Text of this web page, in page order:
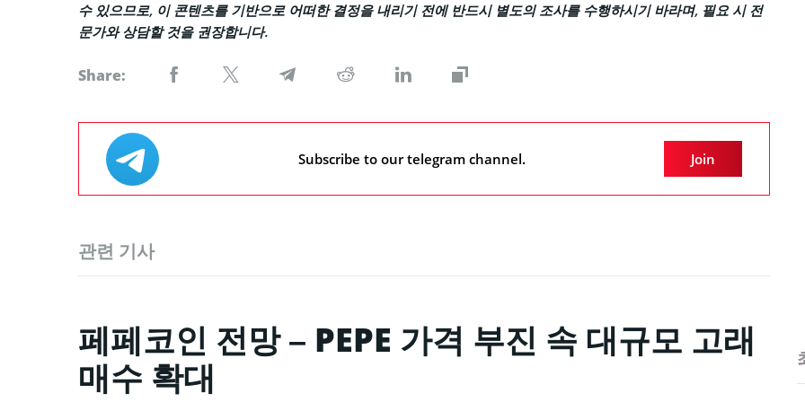
수 있으므로, 이 콘텐츠를 기반으로 어떠한 결정을 내리기 전에 반드시 별도의 조사를 수행하시기 바라며, 필요 시 전
문가와 상담할 것을 권장합니다.
Share:
Subscribe to our telegram channel. Join
관련 기사
페페코인 전망 – PEPE 가격 부진 속 대규모 고래
매수 확대